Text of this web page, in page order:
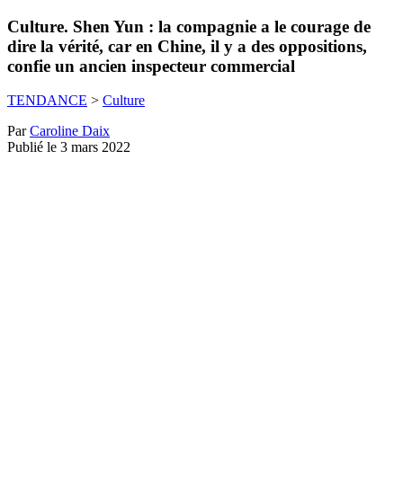
Culture. Shen Yun : la compagnie a le courage de
dire la vérité, car en Chine, il y a des oppositions,
confie un ancien inspecteur commercial
TENDANCE > Culture
ParCaroline Daix
Publié le 3 mars 2022